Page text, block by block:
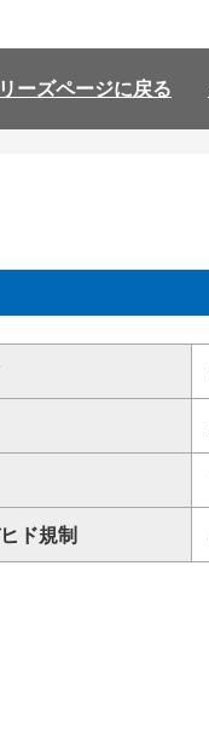
ーズページに戻る
ド規制